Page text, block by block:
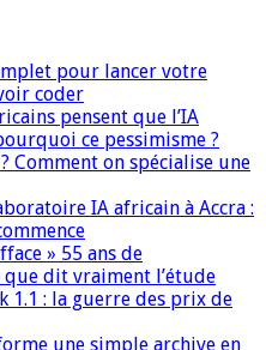
pour lancer votre
coder
pensent que l’IA
ce pessimisme ?
Comment on spécialise une
IA africain à Accra :
» 55 ans de
dit vraiment l’étude
1.1 : la guerre des prix de
une simple archive en